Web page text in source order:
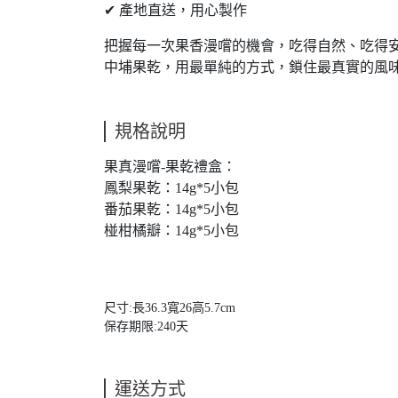
✔ 產地直送，用心製作
把握每一次果香漫嚐的機會，吃得自然、吃得
中埔果乾，用最單純的方式，鎖住最真實的風
規格說明
果真漫嚐-果乾禮盒：
鳳梨果乾：14g*5小包
番茄果乾：14g*5小包
椪柑橘瓣：14g*5小包
尺寸:長36.3寬26高5.7cm
運送方式